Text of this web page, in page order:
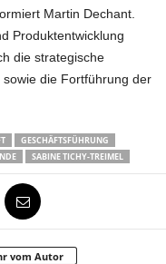
Martin Dechant.
Produktentwicklung
die strategische
die Fortführung der
GESCHÄFTSFÜHRUNG
SABINE TICHY-TREIMEL
vom Autor